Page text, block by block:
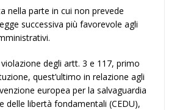
nella parte in cui non prevede
successiva più favorevole agli
degli artt. 3 e 117, primo
quest’ultimo in relazione agli
europea per la salvaguardia
delle libertà fondamentali (CEDU),